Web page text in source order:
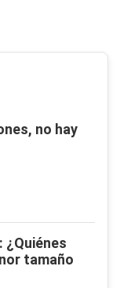
no hay
¿Quiénes
tamaño